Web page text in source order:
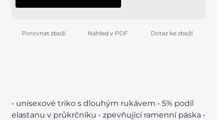
Porovnat zboží Náhled v PDF Dotaz ke zboží
• unisexové triko s dlouhým rukávem • 5% podíl
elastanu v průkrčníku • zpevňující ramenní páska •